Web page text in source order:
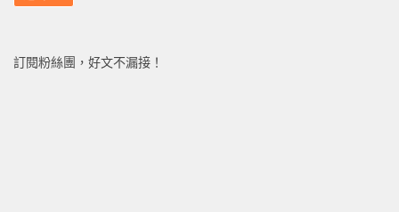
訂閱粉絲團，好文不漏接！